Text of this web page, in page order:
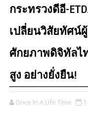
กระทรวงดีอี-
เปลี่ยนวิสัยทัศน์
ศักยภาพดิจิทัลไ
สูง อย่างยั่งยืน!
Once In A Life Time